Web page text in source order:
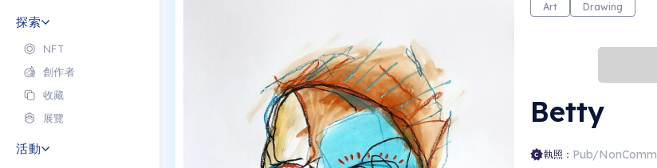
探索
NFT
創作者
收藏
展覽
活動
Art Drawing
Betty
執照： Pub/NonComm